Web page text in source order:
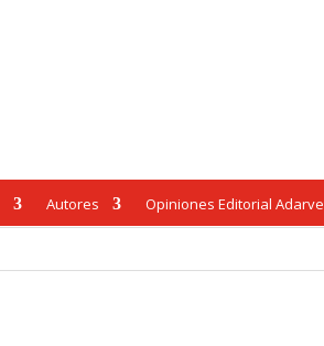
Autores Opiniones Editorial Adarve